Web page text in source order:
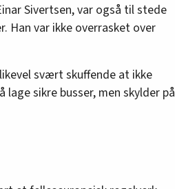
Sivertsen, var også til stede
Han var ikke overrasket over
svært skuffende at ikke
sikre busser, men skylder på